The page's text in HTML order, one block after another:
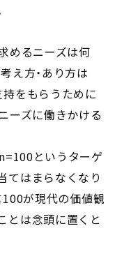
めるニーズは何
え方・あり方は
をもらうために
ーズに働きかける
というターゲ
てはまらなくなり
が現代の価値観
とは念頭に置くと